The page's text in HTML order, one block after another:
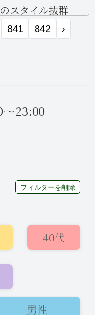
スタイル抜群
841 842 ›
～23:00
フィルターを削除
40代
男性